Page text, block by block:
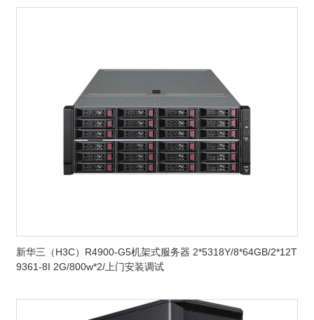
新华三（H3C）R4900-G5机架式服务器 2*5318Y/8*64GB/2*12T
9361-8I 2G/800w*2/上门安装调试